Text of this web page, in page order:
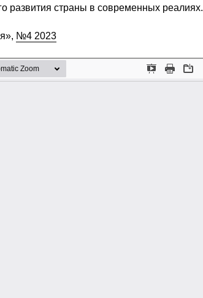
развития страны в современных реалиях.
№4 2023